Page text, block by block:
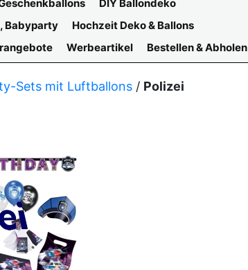
DIY Ballondeko
Babyparty
Hochzeit Deko & Ballons
Werbeartikel Bestellen & Abholen
Sets mit Luftballons / Polizei